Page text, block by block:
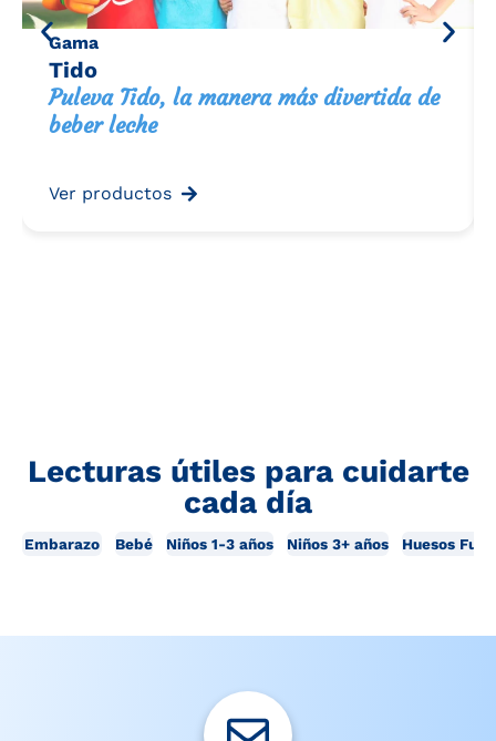
Gama
Tido
Puleva Tido, la manera más divertida de
beber leche
Ver productos
Lecturas útiles para cuidarte
cada día
Embarazo Bebé Niños 1-3 años Niños 3+ años Huesos